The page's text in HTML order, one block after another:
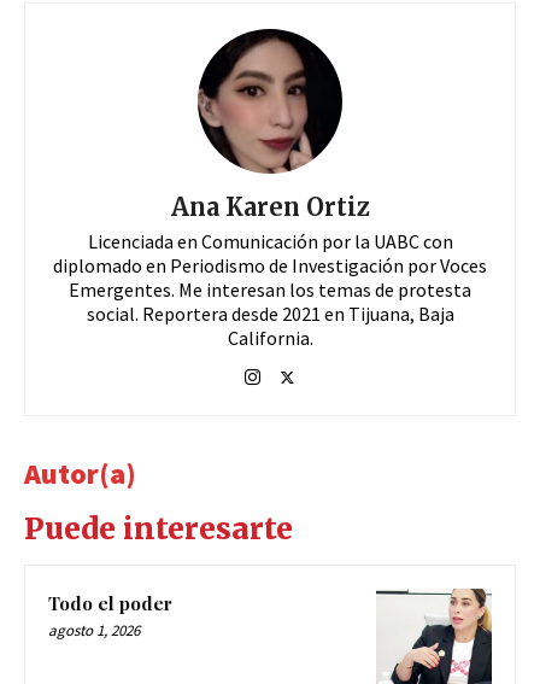
Ana Karen Ortiz
Licenciada en Comunicación por la UABC con
diplomado en Periodismo de Investigación por Voces
Emergentes. Me interesan los temas de protesta
social. Reportera desde 2021 en Tijuana, Baja
California.
Autor(a)
Puede interesarte
Todo el poder
agosto 1, 2026